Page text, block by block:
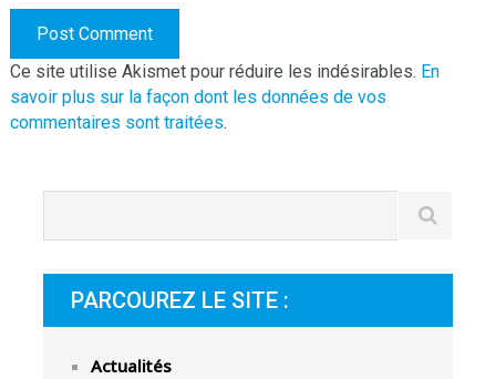
Ce site utilise Akismet pour réduire les indésirables. En
savoir plus sur la façon dont les données de vos
commentaires sont traitées.
PARCOUREZ LE SITE :
Actualités